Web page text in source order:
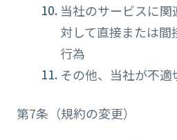
当社のサービスに
対して直接または間
行為
その他、当社が不
第7条（規約の変更）